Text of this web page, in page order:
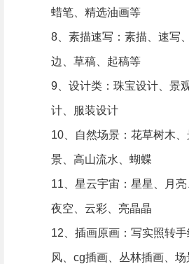
蜡笔、精选油画等
8、素描速写：素描、速写
边、草稿、起稿等
9、设计类：珠宝设计、景
计、服装设计
10、自然场景：花草树木
景、高山流水、蝴蝶
11、星云宇宙：星星、月亮
夜空、云彩、亮晶晶
12、插画原画：写实照转
风、cg插画、丛林插画、